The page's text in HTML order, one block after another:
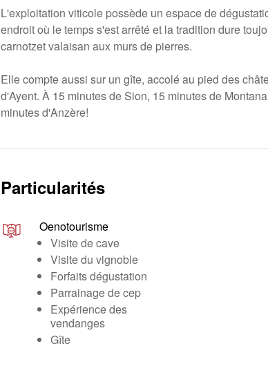
L'exploitation viticole possède un espace de
endroit où le temps s'est arrêté et la tradition dure
carnotzet valaisan aux murs de pierres.
Elle compte aussi sur un gîte, accolé au pied des
d'Ayent. À 15 minutes de Sion, 15 minutes de
minutes d'Anzère!
Particularités
Oenotourisme
Visite de cave
Visite du vignoble
Forfaits dégustation
Parrainage de cep
Expérience des
vendanges
Gîte